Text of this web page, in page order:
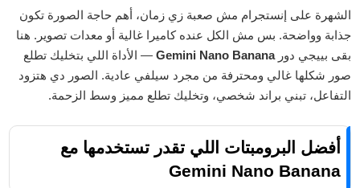
الشهرة على إنستجرام مش صعبة زي زمان، أهم حاجة الصورة تكون
جذابة وواضحة. بس مش الكل عنده كاميرا غالية أو معدات تصوير. هنا
بقى بييجي دورGemini Nano Banana — الأداة اللي بتخليك تطلع
صور شكلها غالي ومحترفة من مجرد سيلفي عادية. الصور دي هتزود
التفاعل، تبني براند شخصي، وتخليك تطلع مميز وسط الزحمة.
أفضل البرومبتات اللي تقدر تستخدمها مع
Gemini Nano Banana